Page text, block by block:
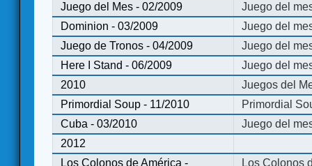
Juego del Mes - 02/2009
Juego del
Dominion - 03/2009
Juego del
Juego de Tronos - 04/2009
Juego del
Here I Stand - 06/2009
Juego del
2010
Juegos del
Primordial Soup - 11/2010
Primordial
Cuba - 03/2010
Juego del
2012
Los Colonos de América -
Los Colonos